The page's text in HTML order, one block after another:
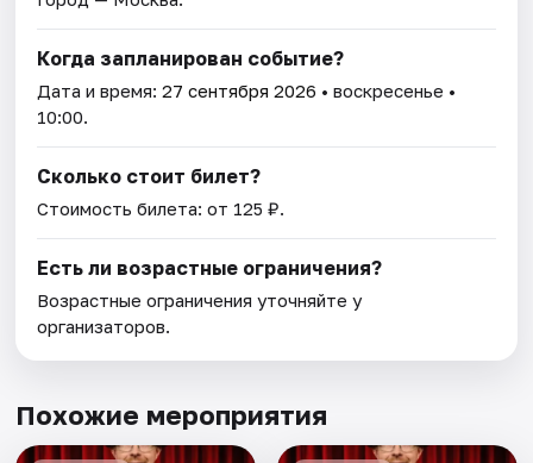
Когда запланирован событие?
Дата и время:27 сентября 2026 • воскресенье •
10:00.
Сколько стоит билет?
Стоимость билета: от 125 ₽.
Есть ли возрастные ограничения?
Возрастные ограничения уточняйте у
организаторов.
Похожие мероприятия